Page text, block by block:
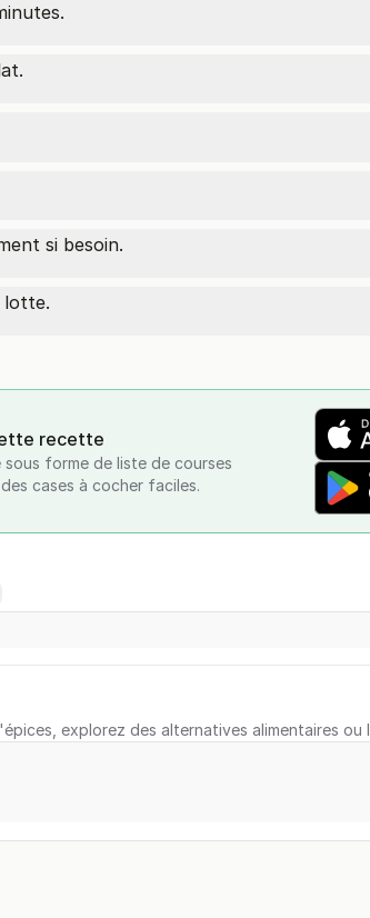
si besoin.
lotte.
recette
forme de liste de courses
cases à cocher faciles.
explorez des alternatives alimentaires